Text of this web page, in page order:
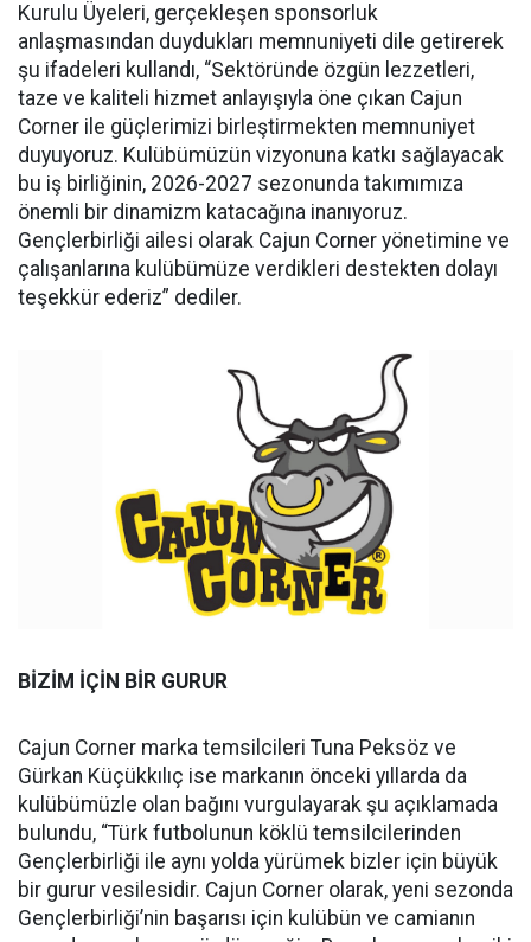
Kurulu Üyeleri, gerçekleşen sponsorluk
anlaşmasından duydukları memnuniyeti dile getirerek
şu ifadeleri kullandı, “Sektöründe özgün lezzetleri,
taze ve kaliteli hizmet anlayışıyla öne çıkan Cajun
Corner ile güçlerimizi birleştirmekten memnuniyet
duyuyoruz. Kulübümüzün vizyonuna katkı sağlayacak
bu iş birliğinin, 2026-2027 sezonunda takımımıza
önemli bir dinamizm katacağına inanıyoruz.
Gençlerbirliği ailesi olarak Cajun Corner yönetimine ve
çalışanlarına kulübümüze verdikleri destekten dolayı
teşekkür ederiz” dediler.
BİZİM İÇİN BİR GURUR
Cajun Corner marka temsilcileri Tuna Peksöz ve
Gürkan Küçükkılıç ise markanın önceki yıllarda da
kulübümüzle olan bağını vurgulayarak şu açıklamada
bulundu, “Türk futbolunun köklü temsilcilerinden
Gençlerbirliği ile aynı yolda yürümek bizler için büyük
bir gurur vesilesidir. Cajun Corner olarak, yeni sezonda
Gençlerbirliği’nin başarısı için kulübün ve camianın